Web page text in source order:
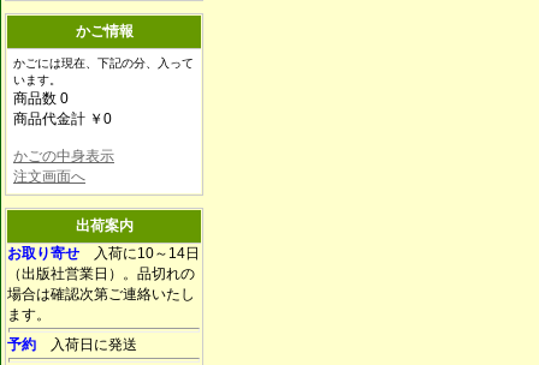
かご情報
かごには現在、下記の分、入って
います。
商品数 0
商品代金計 ￥0
かごの中身表示
注文画面へ
出荷案内
お取り寄せ 入荷に10～14日
（出版社営業日）。品切れの
場合は確認次第ご連絡いたし
ます。
予約 入荷日に発送